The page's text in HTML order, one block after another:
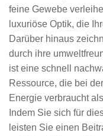
feine Gewebe
luxuriöse Optik, die
Darüber hinaus
durch ihre
ist eine schnell
Ressource, die bei
Energie verbraucht
Indem Sie sich für
leisten Sie einen